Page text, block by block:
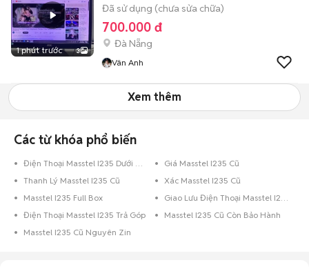
1 phút trước 3
Đã sử dụng (chưa sửa chữa)
700.000 đ
Đà Nẵng
Vân Anh
Xem thêm
Các từ khóa phổ biến
Điện Thoại Masstel I235 Dưới 8GB Vàng
Giá Masstel I235 Cũ
Thanh Lý Masstel I235 Cũ
Xác Masstel I235 Cũ
Masstel I235 Full Box
Giao Lưu Điện Thoại Masstel I235
Điện Thoại Masstel I235 Trả Góp
Masstel I235 Cũ Còn Bảo Hành
Masstel I235 Cũ Nguyên Zin